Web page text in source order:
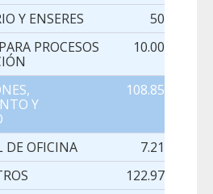
Y ENSERES
500,00
PROCESOS
10.000,00
Y
108.850,00
DE OFICINA
7.210,00
122.972,00